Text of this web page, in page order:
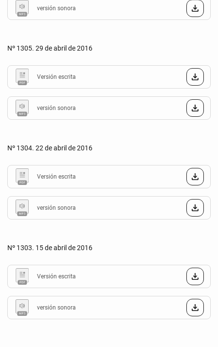
versión sonora
Nº 1305. 29 de abril de 2016
Versión escrita
versión sonora
Nº 1304. 22 de abril de 2016
Versión escrita
versión sonora
Nº 1303. 15 de abril de 2016
Versión escrita
versión sonora